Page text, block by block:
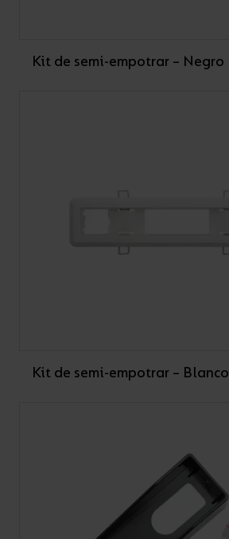
Kit de semi-empotrar – Negro
Kit de semi-empotrar – Blanco